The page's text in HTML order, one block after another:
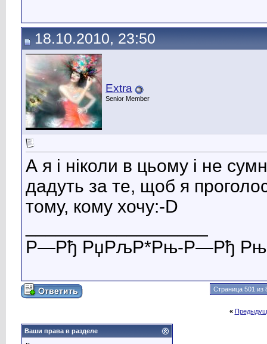
18.10.2010, 23:50
Extra
Senior Member
А я і ніколи в цьому і не
дадуть за те, щоб я
тому, кому хочу:-D
Р—Рђ РџРљР*Рњ-Р—Рђ
Страница 501 из
«
Ваши права в разделе